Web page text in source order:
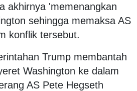
akhirnya 'memenangkan
sehingga memaksa AS
konflik tersebut.
Trump membantah
Washington ke dalam
AS Pete Hegseth